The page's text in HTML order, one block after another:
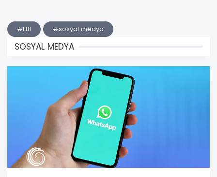
#FBI #sosyal medya
SOSYAL MEDYA